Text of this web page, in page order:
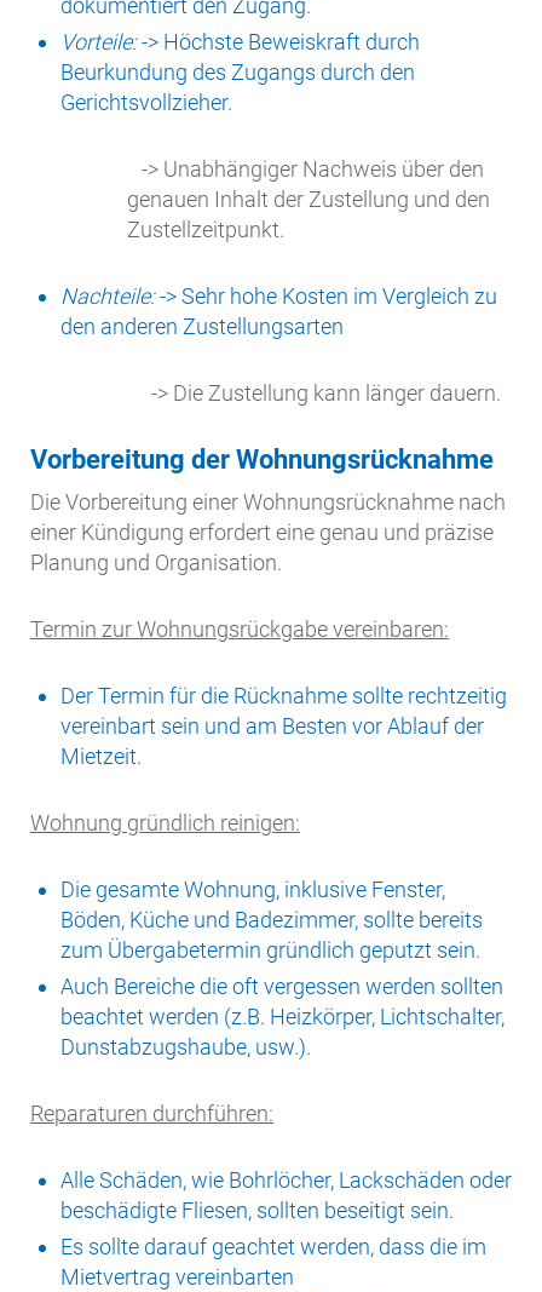
Vorteile:-> Höchste Beweiskraft durch
Beurkundung des Zugangs durch den
Gerichtsvollzieher.
-> Unabhängiger Nachweis über den
genauen Inhalt der Zustellung und den
Zustellzeitpunkt.
Nachteile:-> Sehr hohe Kosten im Vergleich zu
den anderen Zustellungsarten
-> Die Zustellung kann länger dauern.
Vorbereitung der Wohnungsrücknahme
Die Vorbereitung einer Wohnungsrücknahme nach
einer Kündigung erfordert eine genau und präzise
Planung und Organisation.
Termin zur Wohnungsrückgabe vereinbaren:
Der Termin für die Rücknahme sollte rechtzeitig
vereinbart sein und am Besten vor Ablauf der
Mietzeit.
Wohnung gründlich reinigen:
Die gesamte Wohnung, inklusive Fenster,
Böden, Küche und Badezimmer, sollte bereits
zum Übergabetermin gründlich geputzt sein.
Auch Bereiche die oft vergessen werden sollten
beachtet werden (z.B. Heizkörper, Lichtschalter,
Dunstabzugshaube, usw.).
Reparaturen durchführen:
Alle Schäden, wie Bohrlöcher, Lackschäden oder
beschädigte Fliesen, sollten beseitigt sein.
Es sollte darauf geachtet werden, dass die im
Mietvertrag vereinbarten